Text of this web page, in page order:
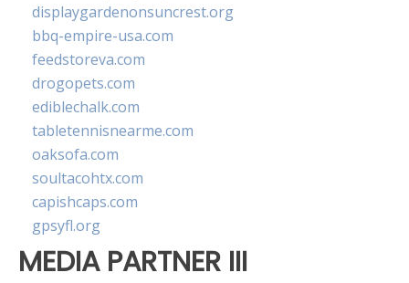
displaygardenonsuncrest.org
bbq-empire-usa.com
feedstoreva.com
drogopets.com
ediblechalk.com
tabletennisnearme.com
oaksofa.com
soultacohtx.com
capishcaps.com
gpsyfl.org
MEDIA PARTNER III